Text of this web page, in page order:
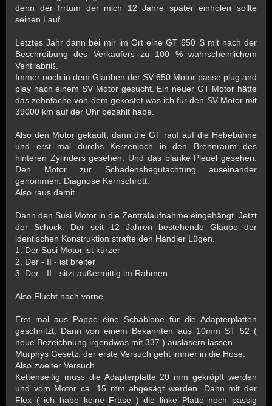
denn der Irrtum der mich 12 Jahre später einholen sollte
seinen Lauf.
Letztes Jahr dann bei mir im Ort eine GT 650 S mit nach der
Beschreibung des Verkäufers zu 100 % wahrscheinlichem
Ventilabriß.
Immer noch in dem Glauben der SV 650 Motor passe plug and
play nach einem SV Motor gesucht. Ein neuer GT Motor hätte
das zehnfache von dem gekostet was ich für den SV Motor mit
39000 km auf der Uhr bezahlt habe.
Also den Motor gekauft, dann die GT rauf auf die Hebebühne
und erst mal durchs Kerzenloch in den Brennraum des
hinteren Zylinders gesehen. Und das blanke Pleuel gesehen.
Den Motor zur Schadensbegutachtung auseinander
genommen. Diagnose Kernschrott.
Also raus damit.
Dann den Susi Motor in die Zentralaufnahme eingehängt. Jetzt
der Schock. Der seit 12 Jahren bestehende Glaube der
identischen Konstruktion strafte den Händler Lügen.
1. Der Susi Motor ist kürzer
2. Der - II - ist breiter
3. Der - II - sitzt außermittig im Rahmen.
Also Flucht nach vorne.
Erst mal aus Pappe eine Schablone für die Adapterplatten
geschnitzt. Dann von einem Bekannten aus 10mm ST 52 (
neue Bezeichnung irgendwas mit 337 ) auslasern lassen.
Murphys Gesetz: der erste Versuch geht immer in die Hose.
Also zweiter Versuch.
Kettenseitig muss die Adapterplatte 20 mm gekröpft werden
und vom Motor ca. 15 mm abgesägt werden. Dann mit der
Flex ( ich habe keine Fräse ) die linke Platte noch passig